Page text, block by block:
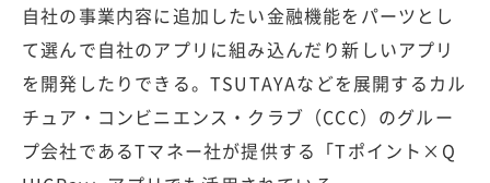
自社の事業内容に追加したい金融機能をパーツとし
て選んで自社のアプリに組み込んだり新しいアプリ
を開発したりできる。TSUTAYAなどを展開するカル
チュア・コンビニエンス・クラブ（CCC）のグルー
プ会社であるTマネー社が提供する「Tポイント×Q